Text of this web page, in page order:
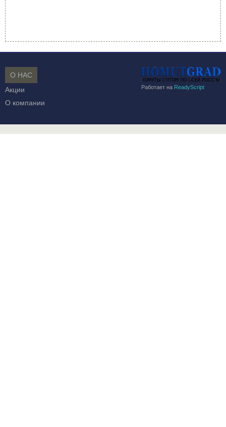
Работает на ReadyScript
О НАС
Акции
О компании